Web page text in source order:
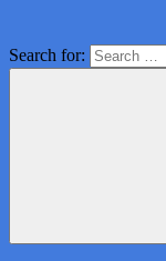
Search for: